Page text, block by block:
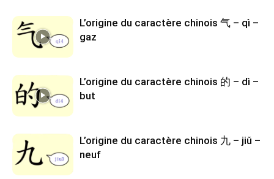
L’origine du caractère chinois 气 – qì –
gaz
L’origine du caractère chinois 的 – dì –
but
L’origine du caractère chinois 九 – jiǔ –
neuf